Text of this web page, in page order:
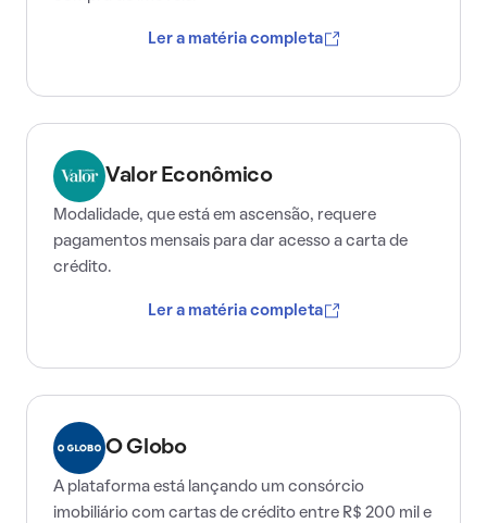
Ler a matéria completa
Valor Econômico
Modalidade, que está em ascensão, requere
pagamentos mensais para dar acesso a carta de
crédito.
Ler a matéria completa
O Globo
A plataforma está lançando um consórcio
imobiliário com cartas de crédito entre R$ 200 mil e